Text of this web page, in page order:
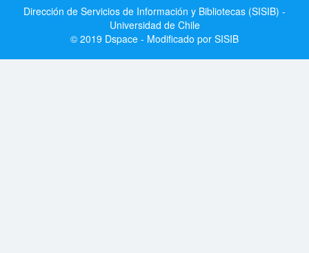
Dirección de Servicios de Información y Bibliotecas (SISIB) -
Universidad de Chile
© 2019 Dspace - Modificado por SISIB